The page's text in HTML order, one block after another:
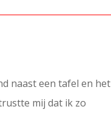
naast een tafel en het
mij dat ik zo